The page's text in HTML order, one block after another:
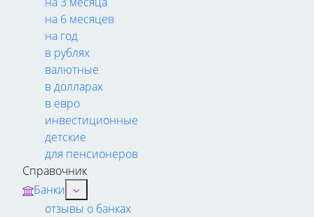
на 6 месяцев
на год
в рублях
валютные
в долларах
в евро
инвестиционные
детские
для пенсионеров
Справочник
Банки
отзывы о банках